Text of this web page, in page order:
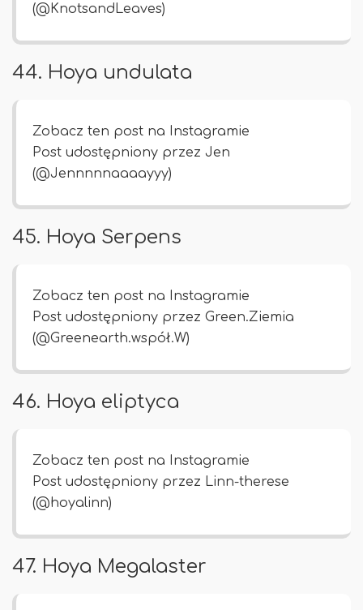
(@KnotsandLeaves)
44. Hoya undulata
Zobacz ten post na Instagramie
Post udostępniony przez Jen
(@Jennnnnaaaayyy)
45. Hoya Serpens
Zobacz ten post na Instagramie
Post udostępniony przez Green.Ziemia
(@Greenearth.współ.W)
46. Hoya eliptyca
Zobacz ten post na Instagramie
Post udostępniony przez Linn-therese
(@hoyalinn)
47. Hoya Megalaster